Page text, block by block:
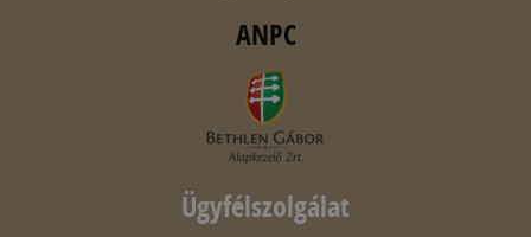
ANPC
Ügyfélszolgálat